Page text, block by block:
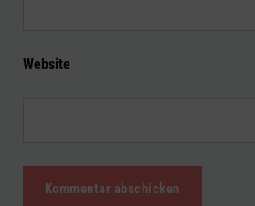
Website